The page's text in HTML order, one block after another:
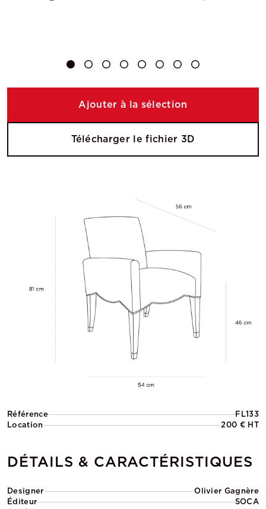
Référence
FL133
Location
200 € HT
DÉTAILS & CARACTÉRISTIQUES
Designer
Olivier Gagnère
Éditeur
SOCA
Ajouter à la sélection
Télécharger le fichier 3D